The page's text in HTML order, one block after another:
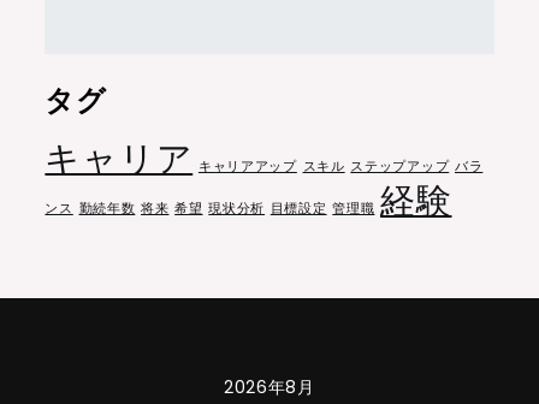
タグ
キャリア キャリアアップ スキル ステップアップ バラ
ンス 勤続年数 将来 希望 現状分析 目標設定 管理職 経験
2026年8月